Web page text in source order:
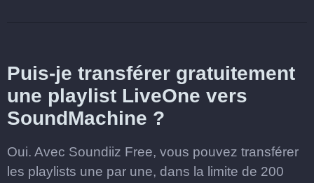
Puis-je transférer gratuitement
une playlist LiveOne vers
SoundMachine ?
Oui. Avec Soundiiz Free, vous pouvez transférer
les playlists une par une, dans la limite de 200